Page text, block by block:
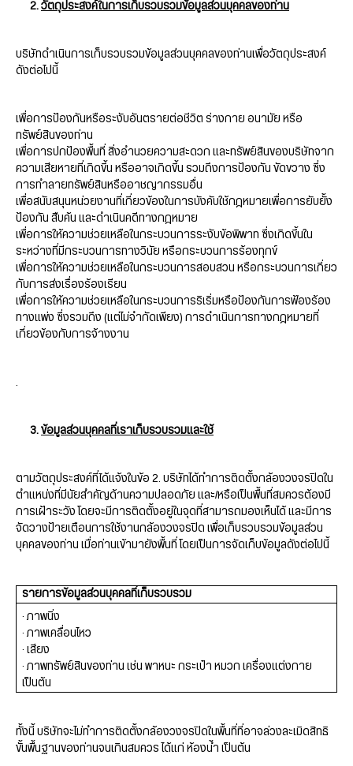
2. วัตถุประสงค์ในการเก็บรวบรวมข้อมูลส่วนบุคคลของท่าน
บริษัทดำเนินการเก็บรวบรวมข้อมูลส่วนบุคคลของท่านเพื่อวัตถุประสงค์
ดังต่อไปนี้
เพื่อการป้องกันหรือระงับอันตรายต่อชีวิต ร่างกาย อนามัย หรือ
ทรัพย์สินของท่าน
เพื่อการปกป้องพื้นที่ สิ่งอำนวยความสะดวก และทรัพย์สินของบริษัทจาก
ความเสียหายที่เกิดขึ้น หรืออาจเกิดขึ้น รวมถึงการป้องกัน ขัดขวาง ซึ่ง
การทำลายทรัพย์สินหรืออาชญากรรมอื่น
เพื่อสนับสนุนหน่วยงานที่เกี่ยวข้องในการบังคับใช้กฎหมายเพื่อการยับยั้ง
ป้องกัน สืบค้น และดำเนินคดีทางกฎหมาย
เพื่อการให้ความช่วยเหลือในกระบวนการระงับข้อพิพาท ซึ่งเกิดขึ้นใน
ระหว่างที่มีกระบวนการทางวินัย หรือกระบวนการร้องทุกข์
เพื่อการให้ความช่วยเหลือในกระบวนการสอบสวน หรือกระบวนการเกี่ยว
กับการส่งเรื่องร้องเรียน
เพื่อการให้ความช่วยเหลือในกระบวนการริเริ่มหรือป้องกันการฟ้องร้อง
ทางแพ่ง ซึ่งรวมถึง (แต่ไม่จำกัดเพียง) การดำเนินการทางกฎหมายที่
เกี่ยวข้องกับการจ้างงาน
.
3. ข้อมูลส่วนบุคคลที่เราเก็บรวบรวมและใช้
ตามวัตถุประสงค์ที่ได้แจ้งในข้อ 2. บริษัทได้ทำการติดตั้งกล้องวงจรปิดใน
ตำแหน่งที่มีนัยสำคัญด้านความปลอดภัย และ/หรือเป็นพื้นที่สมควรต้องมี
การเฝ้าระวัง โดยจะมีการติดตั้งอยู่ในจุดที่สามารถมองเห็นได้ และมีการ
จัดวางป้ายเตือนการใช้งานกล้องวงจรปิด เพื่อเก็บรวบรวมข้อมูลส่วน
บุคคลของท่าน เมื่อท่านเข้ามายังพื้นที่ โดยเป็นการจัดเก็บข้อมูลดังต่อไปนี้
รายการข้อมูลส่วนบุคคลที่เก็บรวบรวม
· ภาพนิ่ง
· ภาพเคลื่อนไหว
· เสียง
· ภาพทรัพย์สินของท่าน เช่น พาหนะ กระเป๋า หมวก เครื่องแต่งกาย
เป็นต้น
ทั้งนี้ บริษัทจะไม่ทำการติดตั้งกล้องวงจรปิดในพื้นที่ที่อาจล่วงละเมิดสิทธิ
ขั้นพื้นฐานของท่านจนเกินสมควร ได้แก่ ห้องน้ำ เป็นต้น